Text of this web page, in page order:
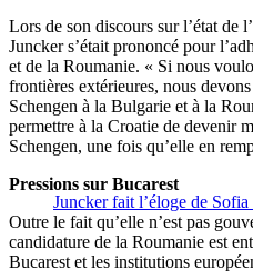
Lors de son discours sur l’état de
Juncker s’était prononcé pour
et de la Roumanie. « Si nous
frontières extérieures, nous
Schengen à la Bulgarie et à la
permettre à la Croatie de devenir
Schengen, une fois qu’elle en
Juncker fait l’éloge de Sofia
Pressions sur Bucarest
Outre le fait qu’elle n’est pas
candidature de la Roumanie est
Bucarest et les institutions